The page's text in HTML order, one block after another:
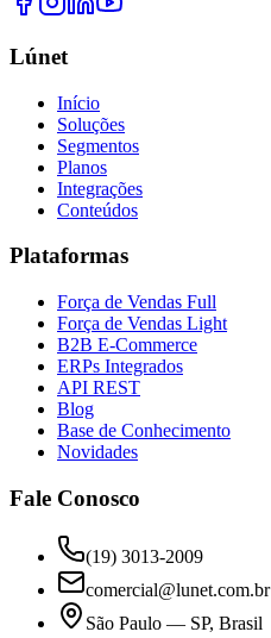
Lúnet
Início
Soluções
Segmentos
Planos
Integrações
Conteúdos
Plataformas
Força de Vendas Full
Força de Vendas Light
B2B E-Commerce
ERPs Integrados
API REST
Blog
Base de Conhecimento
Novidades
Fale Conosco
(19) 3013-2009
comercial@lunet.com.br
São Paulo — SP, Brasil